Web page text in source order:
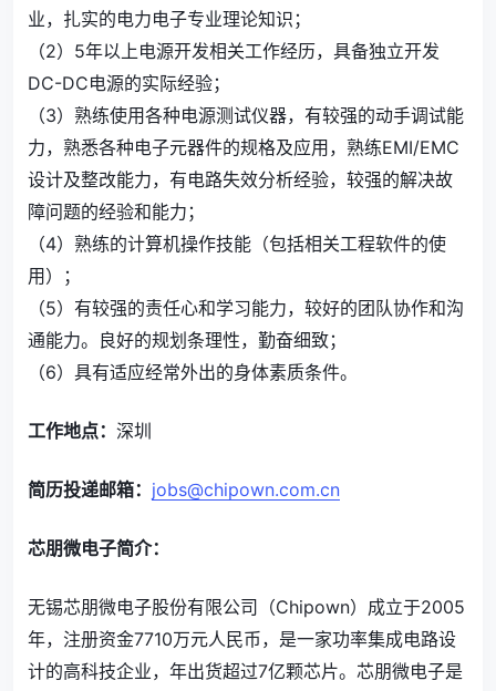
业，扎实的电力电子专业理论知识；
（2）5年以上电源开发相关工作经历，具备独立开发
DC-DC电源的实际经验；
（3）熟练使用各种电源测试仪器，有较强的动手调试能
力，熟悉各种电子元器件的规格及应用，熟练EMI/EMC
设计及整改能力，有电路失效分析经验，较强的解决故
障问题的经验和能力；
（4）熟练的计算机操作技能（包括相关工程软件的使
用）；
（5）有较强的责任心和学习能力，较好的团队协作和沟
通能力。良好的规划条理性，勤奋细致；
（6）具有适应经常外出的身体素质条件。
工作地点： 深圳
简历投递邮箱： jobs@chipown.com.cn
芯朋微电子简介：
无锡芯朋微电子股份有限公司（Chipown）成立于2005
年，注册资金7710万元人民币，是一家功率集成电路设
计的高科技企业，年出货超过7亿颗芯片。芯朋微电子是